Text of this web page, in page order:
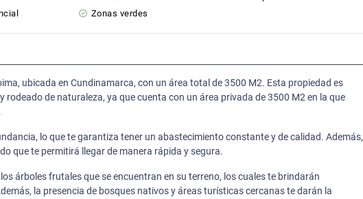
Zonas verdes
ubicada en Cundinamarca, con un área total de 3500 M2. Esta propiedad es
de naturaleza, ya que cuenta con un área privada de 3500 M2 en la que
lo que te garantiza tener un abastecimiento constante y de calidad. Además,
que te permitirá llegar de manera rápida y segura.
árboles frutales que se encuentran en su terreno, los cuales te brindarán
la presencia de bosques nativos y áreas turísticas cercanas te darán la